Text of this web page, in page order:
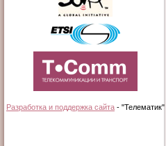
Разработка и поддержка сайта - "Телематик"